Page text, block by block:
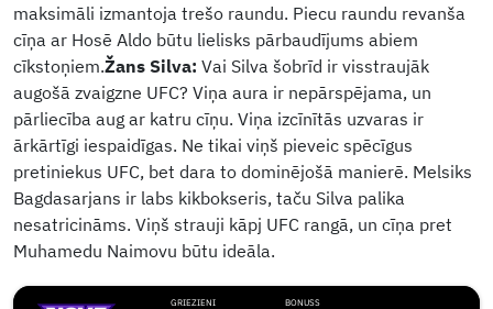
maksimāli izmantoja trešo raundu. Piecu raundu revanša
cīņa ar Hosē Aldo būtu lielisks pārbaudījums abiem
cīkstoņiem.Žans Silva: Vai Silva šobrīd ir visstraujāk
augošā zvaigzne UFC? Viņa aura ir nepārspējama, un
pārliecība aug ar katru cīņu. Viņa izcīnītās uzvaras ir
ārkārtīgi iespaidīgas. Ne tikai viņš pieveic spēcīgus
pretiniekus UFC, bet dara to dominējošā manierē. Melsiks
Bagdasarjans ir labs kikbokseris, taču Silva palika
nesatricināms. Viņš strauji kāpj UFC rangā, un cīņa pret
Muhamedu Naimovu būtu ideāla.
GRIEZIENI BONUSS